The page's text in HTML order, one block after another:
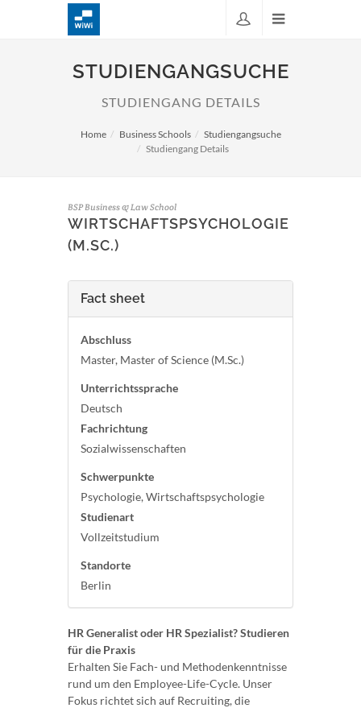
STUDIENGANGSUCHE
STUDIENGANG DETAILS
Home Business Schools
Studiengangsuche
Studiengang Details
BSP Business & Law School
WIRTSCHAFTS­PSYCHOLOGIE
(M.SC.)
Fact sheet
Abschluss
Master, Master of Science (M.Sc.)
Unterrichtssprache
Deutsch
Fachrichtung
Sozialwissenschaften
Schwerpunkte
Psychologie, Wirtschaftspsychologie
Studienart
Vollzeitstudium
Standorte
Berlin
HR Generalist oder HR Spezialist? Studieren
für die Praxis
Erhalten Sie Fach- und Methodenkenntnisse
rund um den Employee-Life-Cycle. Unser
Fokus richtet sich auf Recruiting, die